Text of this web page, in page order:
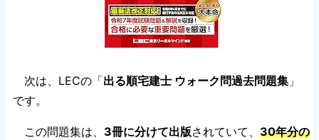
次は、LECの「出る順宅建士 ウォーク問過去問題集 」
です。
この問題集は、 3冊に分けて出版されていて、 30年分の